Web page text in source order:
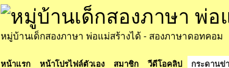
หมู่บ้านเด็กสองภาษา พ่อแม่สร้างได้ - สองภาษาดอทคอม
หน้าแรก หน้าโปรไฟล์ตัวเอง สมาชิก วีดีโอคลิป กระดานข่